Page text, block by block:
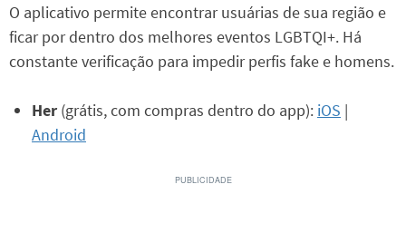
O aplicativo permite encontrar usuárias de sua região e
ficar por dentro dos melhores eventos LGBTQI+. Há
constante verificação para impedir perfis fake e homens.
Her (grátis, com compras dentro do app): iOS |
Android